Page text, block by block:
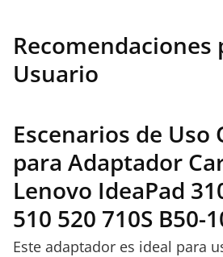
Recomendaciones
Usuario
Escenarios de Uso
para Adaptador
Lenovo IdeaPad
510 520 710S B50-
Este adaptador es ideal para